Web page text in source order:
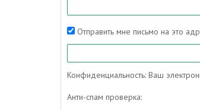
Отправить мне письмо на это
Конфиденциальность: Ваш
Анти-спам проверка: